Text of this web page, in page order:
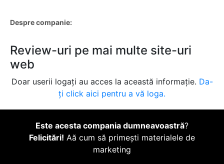
Despre companie:
Review-uri pe mai multe site-uri
web
Doar userii logați au acces la această informație. Da-
ți click aici pentru a vă loga.
Este acesta compania dumneavoastră?
Felicitări! Aă cum să primești materialele de
marketing